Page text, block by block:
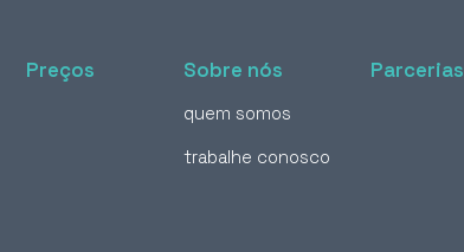
Preços Sobre nós
quem somos
trabalhe conosco
Parcerias